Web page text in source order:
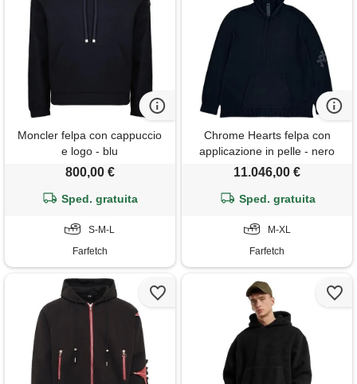
Moncler felpa con cappuccio
e logo - blu
800,00 €
Sped. gratuita
S-M-L
Farfetch
Chrome Hearts felpa con
applicazione in pelle - nero
11.046,00 €
Sped. gratuita
M-XL
Farfetch